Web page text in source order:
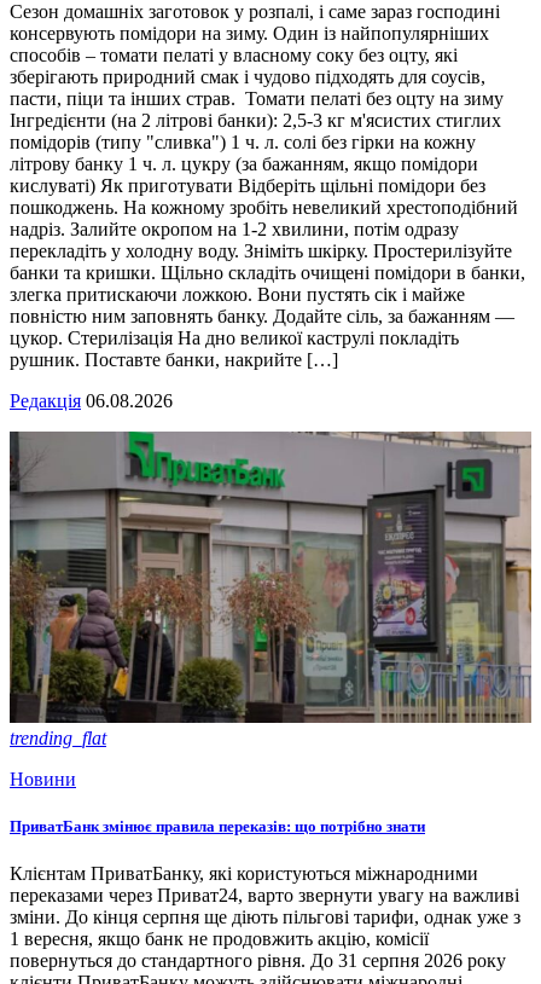
Сезон домашніх заготовок у розпалі, і саме зараз господині
консервують помідори на зиму. Один із найпопулярніших
способів – томати пелаті у власному соку без оцту, які
зберігають природний смак і чудово підходять для соусів,
пасти, піци та інших страв. Томати пелаті без оцту на зиму
Інгредієнти (на 2 літрові банки): 2,5-3 кг м'ясистих стиглих
помідорів (типу "сливка") 1 ч. л. солі без гірки на кожну
літрову банку 1 ч. л. цукру (за бажанням, якщо помідори
кислуваті) Як приготувати Відберіть щільні помідори без
пошкоджень. На кожному зробіть невеликий хрестоподібний
надріз. Залийте окропом на 1-2 хвилини, потім одразу
перекладіть у холодну воду. Зніміть шкірку. Простерилізуйте
банки та кришки. Щільно складіть очищені помідори в банки,
злегка притискаючи ложкою. Вони пустять сік і майже
повністю ним заповнять банку. Додайте сіль, за бажанням —
цукор. Стерилізація На дно великої каструлі покладіть
рушник. Поставте банки, накрийте […]
Редакція 06.08.2026
trending_flat
Новини
ПриватБанк змінює правила переказів: що потрібно знати
Клієнтам ПриватБанку, які користуються міжнародними
переказами через Приват24, варто звернути увагу на важливі
зміни. До кінця серпня ще діють пільгові тарифи, однак уже з
1 вересня, якщо банк не продовжить акцію, комісії
повернуться до стандартного рівня. До 31 серпня 2026 року